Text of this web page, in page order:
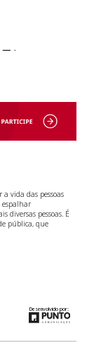
vida das pessoas
espalhar
diversas pessoas. É
pública, que
Desenvolvido por: